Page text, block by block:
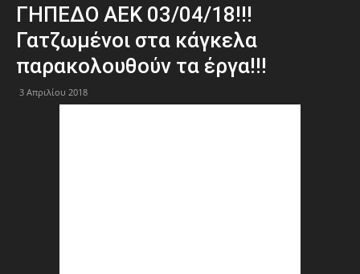
ΓΗΠΕΔΟ ΑΕΚ 03/04/18!!!
Γατζωμένοι στα κάγκελα
παρακολουθούν τα έργα!!!
3 Απριλίου 2018